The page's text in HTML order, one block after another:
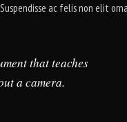
ac felis non elit
that teaches
a camera.